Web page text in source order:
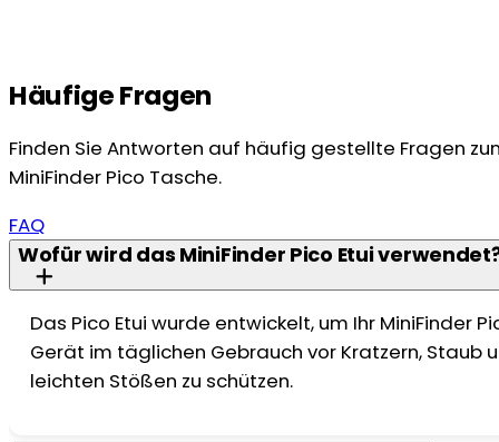
Häufige Fragen
Finden Sie Antworten auf häufig gestellte Fragen
MiniFinder Pico Tasche.
FAQ
Wofür wird das MiniFinder Pico Etui
Das Pico Etui wurde entwickelt, um Ihr MiniFinder
Gerät im täglichen Gebrauch vor Kratzern, Staub
leichten Stößen zu schützen.